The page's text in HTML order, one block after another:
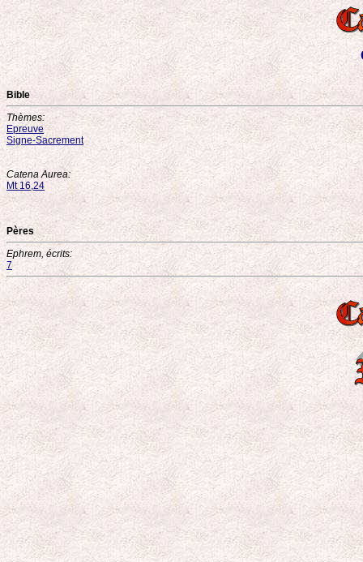
Bible
Thèmes:
Epreuve
Signe-Sacrement
Catena Aurea:
Mt 16,24
Pères
Ephrem, écrits:
7